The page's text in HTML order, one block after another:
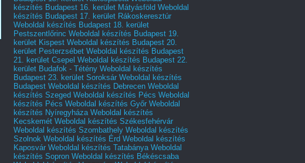
készítés Budapest 16. kerület Mátyásföld Weboldal
készítés Budapest 17. kerület Rákoskeresztúr
Weboldal készítés Budapest 18. kerület
Pestszentlőrinc Weboldal készítés Budapest 19.
kerület Kispest Weboldal készítés Budapest 20.
kerület Pesterzsébet Weboldal készítés Budapest
21. kerület Csepel Weboldal készítés Budapest 22.
kerület Budafok - Tétény Weboldal készítés
Budapest 23. kerület Soroksár Weboldal készítés
Budapest Weboldal készítés Debrecen Weboldal
készítés Szeged Weboldal készítés Pécs Weboldal
készítés Pécs Weboldal készítés Győr Weboldal
készítés Nyíregyháza Weboldal készítés
Kecskemét Weboldal készítés Székesfehérvár
Weboldal készítés Szombathely Weboldal készítés
Szolnok Weboldal készítés Érd Weboldal készítés
Kaposvár Weboldal készítés Tatabánya Weboldal
készítés Sopron Weboldal készítés Békéscsaba